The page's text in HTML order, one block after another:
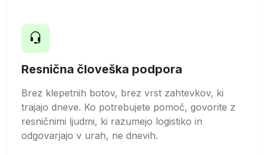
Resnična človeška podpora
Brez klepetnih botov, brez vrst zahtevkov, ki
trajajo dneve. Ko potrebujete pomoč, govorite z
resničnimi ljudmi, ki razumejo logistiko in
odgovarjajo v urah, ne dnevih.